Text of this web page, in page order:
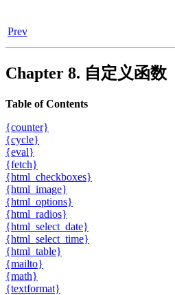
Prev
Chapter 8. 自定义函数
Table of Contents
{counter}
{cycle}
{eval}
{fetch}
{html_checkboxes}
{html_image}
{html_options}
{html_radios}
{html_select_date}
{html_select_time}
{html_table}
{mailto}
{math}
{textformat}